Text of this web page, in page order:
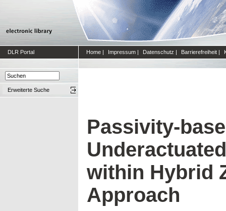
DLR Portal Home | Impressum | Datenschutz | Barrierefreiheit |
Erweiterte Suche
Passivity-
within Hybrid
Approach